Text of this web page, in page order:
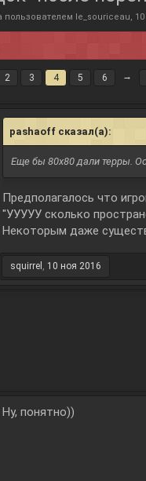
пользователем le_souriceau,
2 3 4 5 6 →
pashaoff сказал(а):
Еще бы 80х80 дали терры.
Предполагалось что
"УУУУУ сколько
Некоторым даже
squirrel , 10 ноя 2016
Ну, понятно))